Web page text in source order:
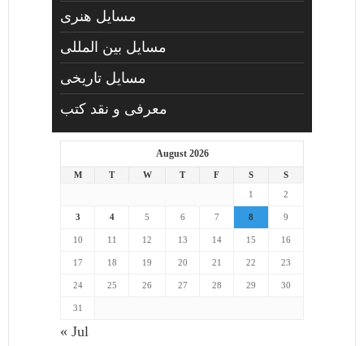
مسايل هنری
مسایل بین المللی
مسایل تاریخی
معرفی و نقد کتب
August 2026
M T W T F S
S
1
2
3 4 5 6 7 8 9
10 11 12 13 14 15 16
17 18 19 20 21 22 23
24 25 26 27 28 29 30
31
« Jul